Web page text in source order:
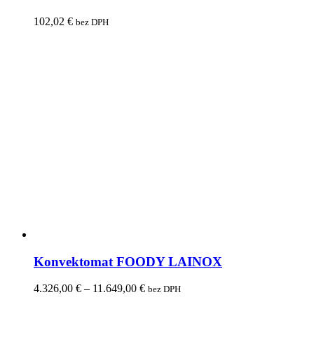
102,02 € bez DPH
Konvektomat FOODY LAINOX
4.326,00 € – 11.649,00 € bez DPH